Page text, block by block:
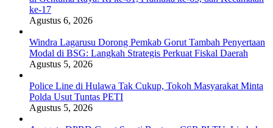
ke-17
Agustus 6, 2026
Windra Lagarusu Dorong Pemkab Gorut Tambah Penyertaan
Modal di BSG: Langkah Strategis Perkuat Fiskal Daerah
Agustus 5, 2026
Police Line di Hulawa Tak Cukup, Tokoh Masyarakat Minta
Polda Usut Tuntas PETI
Agustus 5, 2026